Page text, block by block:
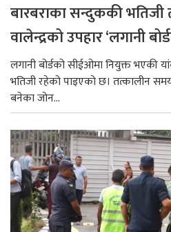
बारबराका सन्दुककी भतिजी
वालेन्द्रको उपहार ‘लगानी
लगानी बोर्डको सीईओमा नियुक्त भएकी
भतिजी रहेको पाइएको छ। तत्कालीन
बनेका जोन...